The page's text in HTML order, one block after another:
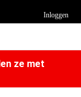
Inloggen
ze met